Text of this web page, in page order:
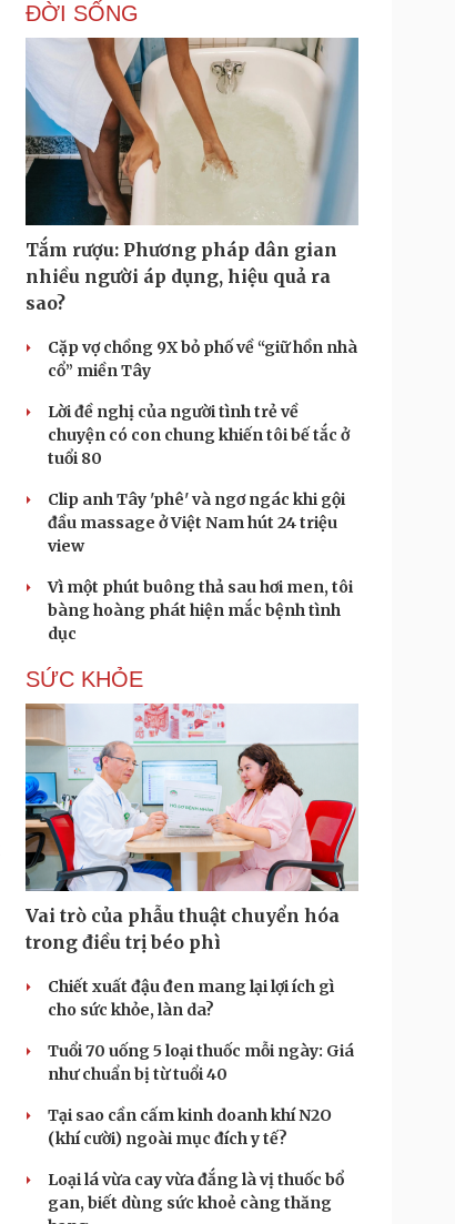
ĐỜI SỐNG
Tắm rượu: Phương pháp dân gian
nhiều người áp dụng, hiệu quả ra
sao?
Cặp vợ chồng 9X bỏ phố về “giữ hồn nhà
cổ” miền Tây
Lời đề nghị của người tình trẻ về
chuyện có con chung khiến tôi bế tắc ở
tuổi 80
Clip anh Tây 'phê' và ngơ ngác khi gội
đầu massage ở Việt Nam hút 24 triệu
view
Vì một phút buông thả sau hơi men, tôi
bàng hoàng phát hiện mắc bệnh tình
dục
SỨC KHỎE
Vai trò của phẫu thuật chuyển hóa
trong điều trị béo phì
Chiết xuất đậu đen mang lại lợi ích gì
cho sức khỏe, làn da?
Tuổi 70 uống 5 loại thuốc mỗi ngày: Giá
như chuẩn bị từ tuổi 40
Tại sao cần cấm kinh doanh khí N2O
(khí cười) ngoài mục đích y tế?
Loại lá vừa cay vừa đắng là vị thuốc bổ
gan, biết dùng sức khoẻ càng thăng